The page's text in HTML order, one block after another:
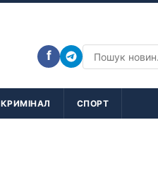
f
КРИМІНАЛ СПОРТ